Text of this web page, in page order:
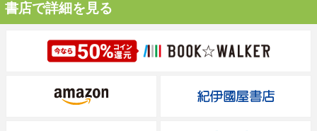
書店で詳細を見る